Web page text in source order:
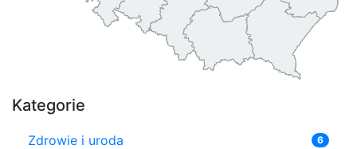
Kategorie
Zdrowie i uroda 6